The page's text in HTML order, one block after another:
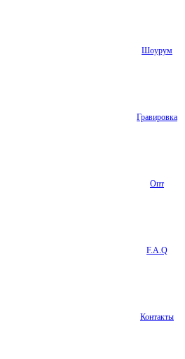
Шоурум
Гравировка
Опт
F.A.Q
Контакты